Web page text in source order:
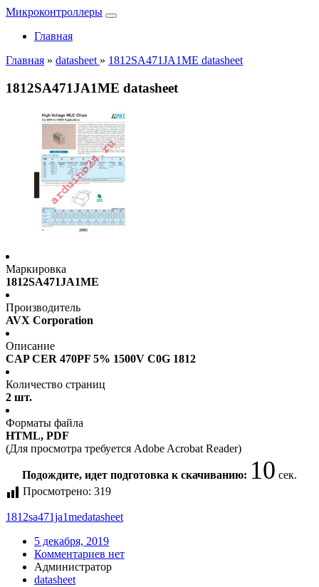
Микроконтроллеры
Главная
Главная » datasheet » 1812SA471JA1ME datasheet
1812SA471JA1ME datasheet
Маркировка
1812SA471JA1ME
Производитель
AVX Corporation
Описание
CAP CER 470PF 5% 1500V C0G 1812
Количество страниц
2 шт.
Форматы файла
HTML, PDF
(Для просмотра требуется Adobe Acrobat Reader)
Подождите, идет подготовка к скачиванию: 10 сек.
Просмотрено: 319
1812sa471ja1medatasheet
5 декабря, 2019
Комментариев нет
Администратор
datasheet